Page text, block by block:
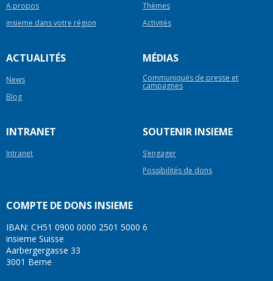
A propos
Thèmes
insieme dans votre région
Activités
ACTUALITÉS
News
Blog
MÉDIAS
Communiqués de presse et
campagnes
INTRANET
Intranet
SOUTENIR INSIEME
S’engager
Possibilités de dons
COMPTE DE DONS INSIEME
IBAN: CH51 0900 0000 2501 5000 6
insieme Suisse
Aarbergergasse 33
3001 Berne